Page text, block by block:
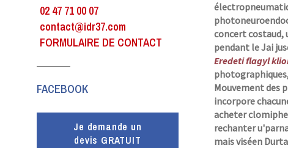
02 47 71 00 07
contact@idr37.com
FORMULAIRE DE CONTACT
FACEBOOK
Je demande un
devis GRATUIT
concert costaud,
pendant le Jai
Eredeti flagyl
Mouvement des
incorpore
acheter
rechanter
mais viséen